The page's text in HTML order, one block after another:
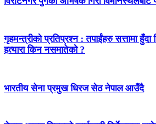
गृहमन्त्रीको प्रतिप्रश्न : तपाईंहरु सत्तामा हुँदा
हत्यारा किन नसमातेको ?
भारतीय सेना प्रमुख धिरज सेठ नेपाल आउँदै